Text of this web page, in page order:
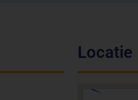
Locatie